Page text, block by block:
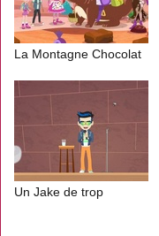
La Montagne Chocolat
Un Jake de trop